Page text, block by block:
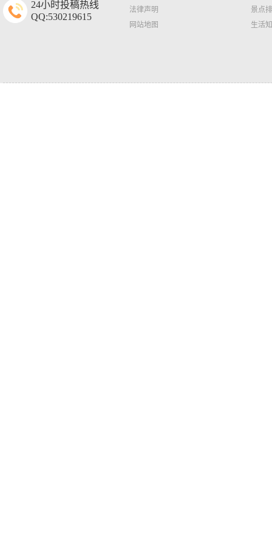
24小时投稿热线
QQ:530219615
法律声明
网站地图
景点
生活